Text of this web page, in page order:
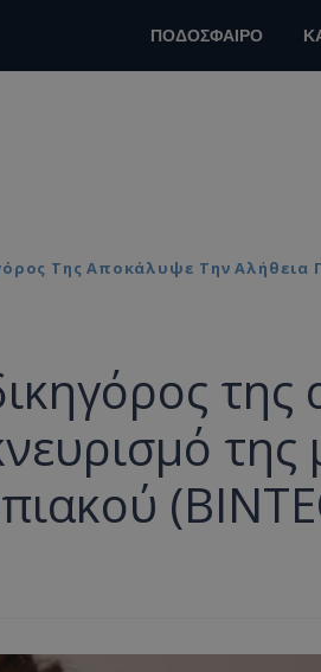
ΠΟΔΟΣΦΑΙΡΟ
Της Αποκάλυψε Την